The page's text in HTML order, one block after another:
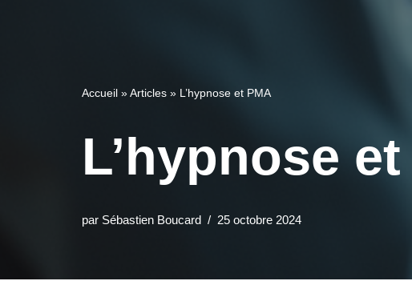
Accueil »Articles » L’hypnose et PMA
L’hypnose
par Sébastien Boucard 25 octobre 2024